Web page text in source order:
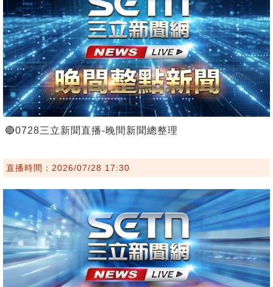
🔴0728三立新聞直播-晚間新聞總整理
直播時間：2026/07/28 17:30